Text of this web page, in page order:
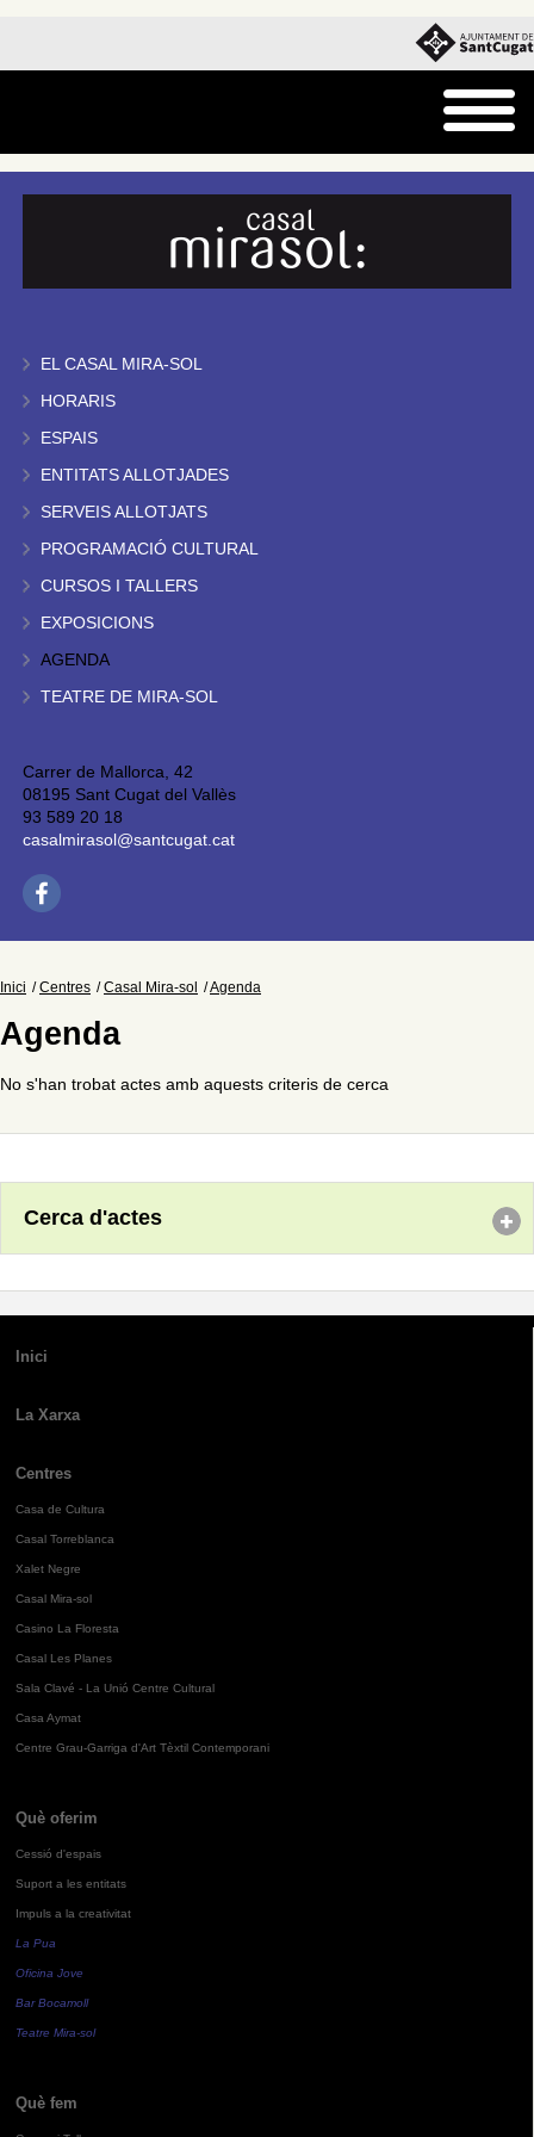
EL CASAL MIRA-SOL
HORARIS
ESPAIS
ENTITATS ALLOTJADES
SERVEIS ALLOTJATS
PROGRAMACIÓ CULTURAL
CURSOS I TALLERS
EXPOSICIONS
AGENDA
TEATRE DE MIRA-SOL
Carrer de Mallorca, 42
08195 Sant Cugat del Vallès
93 589 20 18
casalmirasol@santcugat.cat
Inici Centres Casal Mira-sol Agenda
Agenda
No s'han trobat actes amb aquests criteris de cerca
Cerca d'actes
Inici
La Xarxa
Centres
Casa de Cultura
Casal Torreblanca
Xalet Negre
Casal Mira-sol
Casino La Floresta
Casal Les Planes
Sala Clavé - La Unió Centre Cultural
Casa Aymat
Centre Grau-Garriga d'Art Tèxtil Contemporani
Què oferim
Cessió d'espais
Suport a les entitats
Impuls a la creativitat
La Pua
Oficina Jove
Bar Bocamoll
Teatre Mira-sol
Què fem